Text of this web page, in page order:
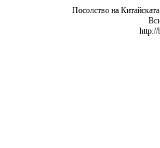
Посолство на
http://